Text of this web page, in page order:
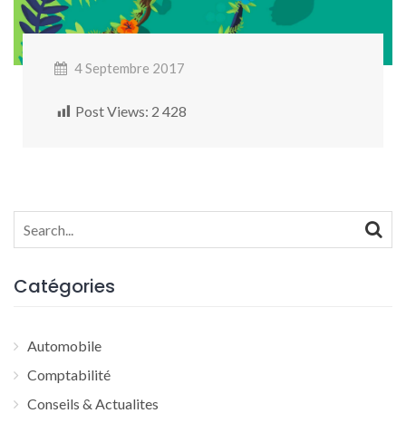
4 Septembre 2017
Post Views: 2 428
Search
for:
Catégories
Automobile
Comptabilité
Conseils & Actualites